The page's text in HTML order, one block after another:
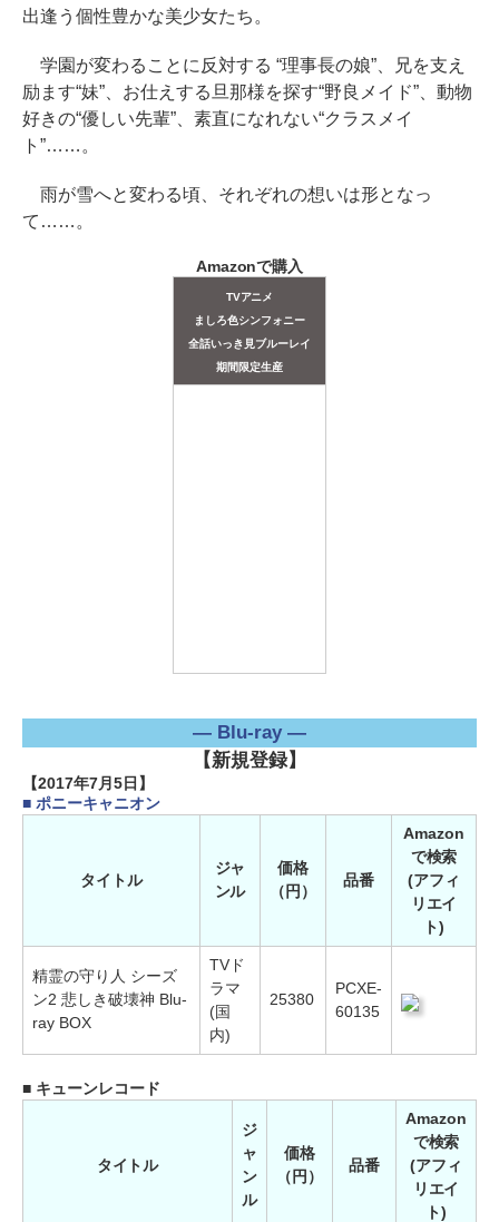
出逢う個性豊かな美少女たち。
学園が変わることに反対する “理事長の娘”、兄を支え
励ます“妹”、お仕えする旦那様を探す“野良メイド”、動物
好きの“優しい先輩”、素直になれない“クラスメイ
ト”……。
雨が雪へと変わる頃、それぞれの想いは形となっ
て……。
Amazonで購入
TVアニメ
ましろ色シンフォニー
全話いっき見ブルーレイ
期間限定生産
― Blu-ray ―
【新規登録】
【2017年7月5日】
■ ポニーキャニオン
タイトル
ジャ
ンル
価格
（円）
品番
Amazon
で検索
(アフィ
リエイ
ト)
精霊の守り人 シーズ
ン2 悲しき破壊神 Blu-
ray BOX
TVド
ラマ
(国
内)
25380
PCXE-
60135
■ キューンレコード
タイトル
ジ
ャ
ン
ル
価格
（円）
品番
Amazon
で検索
(アフィ
リエイ
ト)